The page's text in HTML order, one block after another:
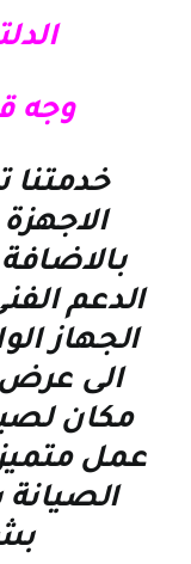
الدلتا:-
وجه قبلي:-
الاجهزة
الدعم
الجهاز
الى عرض
مكان
عمل